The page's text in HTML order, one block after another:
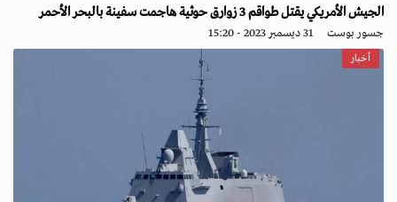
الجيش الأمريكي يقتل طواقم 3 زوارق حوثية هاجمت سفينة بالبحر الأحمر
جسور بوست 31 ديسمبر 2023 - 15:20
أخبار